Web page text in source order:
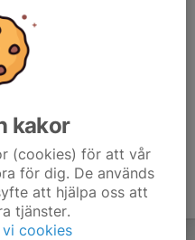
kakor
(cookies) för att vår
för dig. De används
att hjälpa oss att
tjänster.
vi cookies